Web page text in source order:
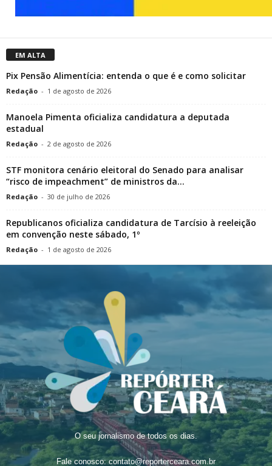
EM ALTA
Pix Pensão Alimentícia: entenda o que é e como solicitar
Redação - 1 de agosto de 2026
Manoela Pimenta oficializa candidatura a deputada
estadual
Redação - 2 de agosto de 2026
STF monitora cenário eleitoral do Senado para analisar
“risco de impeachment” de ministros da...
Redação - 30 de julho de 2026
Republicanos oficializa candidatura de Tarcísio à reeleição
em convenção neste sábado, 1º
Redação - 1 de agosto de 2026
O seu jornalismo de todos os dias.
Fale conosco: contato@reporterceara.com.br